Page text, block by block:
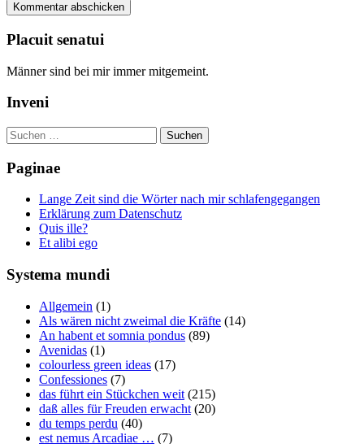
Placuit senatui
Männer sind bei mir immer mitgemeint.
Inveni
Suchen
nach:
Paginae
Lange Zeit sind die Wörter nach mir schlafengegangen
Erklärung zum Datenschutz
Quis ille?
Et alibi ego
Systema mundi
Allgemein (1)
Als wären nicht zweimal die Kräfte (14)
An habent et somnia pondus (89)
Avenidas (1)
colourless green ideas (17)
Confessiones (7)
das führt ein Stückchen weit (215)
daß alles für Freuden erwacht (20)
du temps perdu (40)
est nemus Arcadiae … (7)